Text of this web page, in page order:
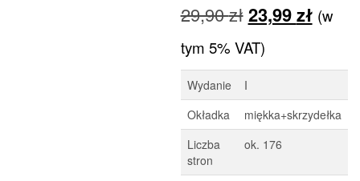
29,90zł Pierwotna
cena
wynosiła:
29,90 zł.
23,99zł
23,99
(w
tym 5% VAT)
Wydanie
I
Okładka
miękka+skrzydełka
Liczba
stron
ok. 176